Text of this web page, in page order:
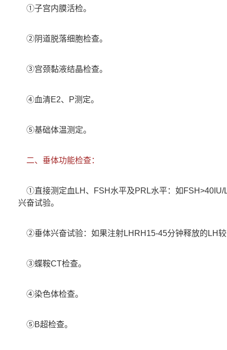
①子宫内膜活检。
②阴道脱落细胞检查。
③宫颈黏液结晶检查。
④血清E2、P测定。
⑤基础体温测定。
二、垂体功能检查：
①直接测定血LH、FSH水平及PRL水平：如FSH>40IU/
兴奋试验。
②垂体兴奋试验：如果注射LHRH15-45分钟释放的LH
③蝶鞍CT检查。
④染色体检查。
⑤B超检查。